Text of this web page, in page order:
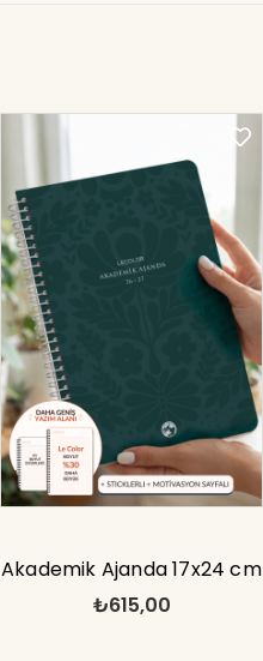
Akademik Ajanda 17x24 cm
Spiralli Stickerlı Motivasyon
₺615,00